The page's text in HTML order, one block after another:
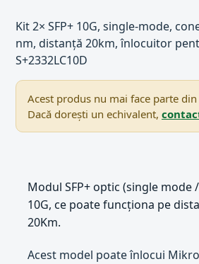
Kit 2× SFP+ 10G, single-mode,
nm, distanță 20km, înlocuitor
S+2332LC10D
Acest produs nu mai face parte
Dacă dorești un echivalent,
Modul SFP+ optic (single mode
10G, ce poate funcționa pe
20Km.
Acest model poate înlocui